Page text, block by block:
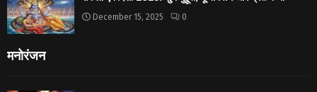
December 15, 2025 0
मनोरंजन